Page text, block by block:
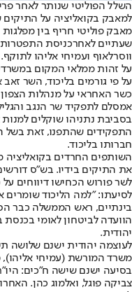
השלל הפוליטי שנותר לאחר
למאבק בקואליציה על
מאבק פוליטי חריף בין
שעתיים לאחרכניסת
ווסרלאוף ועמיחי אליהו לתוקף
על זהות ממלאי המקום
על פי גורמים בליכוד, השר
כשר האחראי על מנהלות הצפון
אמסלם לתפקיד שר הנגב
בסביבת נתניהו שוקלים
התפקידים שהתפנו, זאת בשל
חברותו בליכוד.
השותפים החרדים בקואליציה
את התיקים בידיו. בש"ס
לשר פורוש הכחישו דיווחים
לסיעתו: "למה הליכוד
בינתיים, ראש הממשלה כבר
הוועדה לביטחון לאומי
יהודית.
לעוצמה יהודית ישנם שלושה
משרד המורשת (עמיחי אליהו),
בסיעה ישנם שישה ח"כים:
צביקה פוגל, ואלמוג כהן.